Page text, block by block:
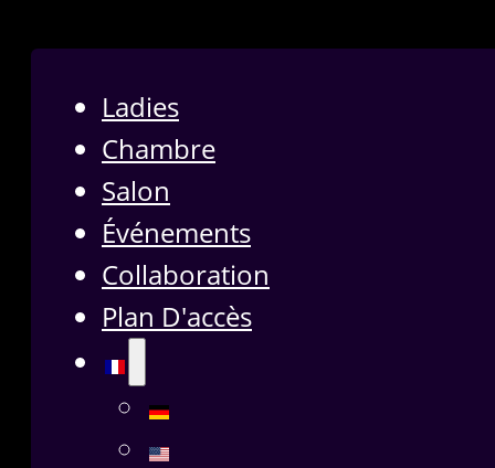
Ladies
Chambre
Salon
Événements
Collaboration
Plan D'accès